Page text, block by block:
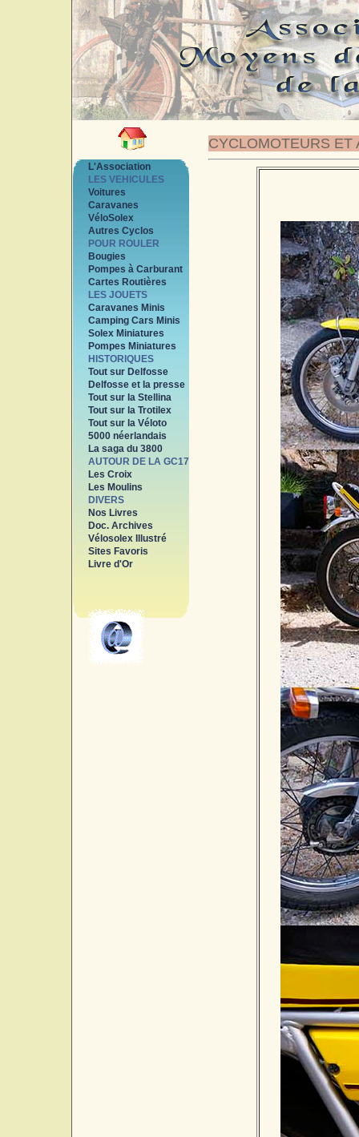
CYCLOMOTEURS ET
L'Association
LES VEHICULES
Voitures
Caravanes
VéloSolex
Autres Cyclos
POUR ROULER
Bougies
Pompes à Carburant
Cartes Routières
LES JOUETS
Caravanes Minis
Camping Cars Minis
Solex Miniatures
Pompes Miniatures
HISTORIQUES
Tout sur Delfosse
Delfosse et la presse
Tout sur la Stellina
Tout sur la Trotilex
Tout sur la Véloto
5000 néerlandais
La saga du 3800
AUTOUR DE LA GC17
Les Croix
Les Moulins
DIVERS
Nos Livres
Doc. Archives
Vélosolex Illustré
Sites Favoris
Livre d'Or